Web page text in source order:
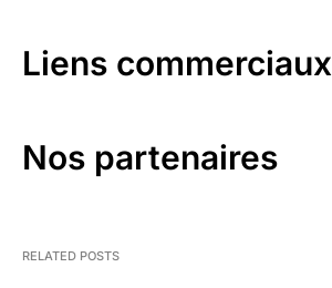
Liens commerciaux
Nos partenaires
RELATED POSTS